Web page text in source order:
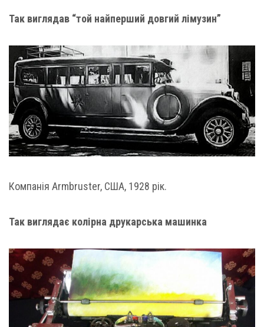
Так виглядав “той найперший довгий лімузин”
Компанія Armbruster, США, 1928 рік.
Так виглядає колірна друкарська машинка